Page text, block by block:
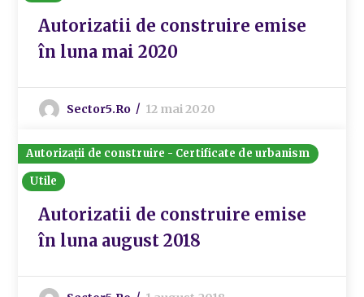
Autorizatii de construire emise
în luna mai 2020
Sector5.ro 12 mai 2020
Autorizații de construire - Certificate de urbanism
Utile
Autorizatii de construire emise
în luna august 2018